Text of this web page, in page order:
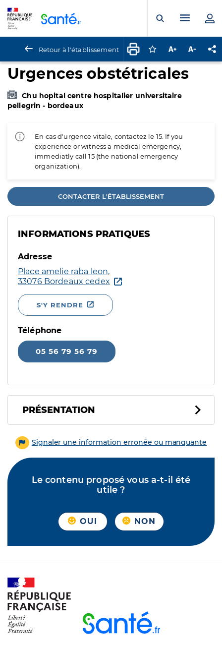
Ouvrir laMenu
Retour à l'établissement Connectez-vous
Augmenter la
Urgences obstétricales
Chu hopital centre hospitalier universitaire
pellegrin - bordeaux
En cas d'urgence vitale, contactez le 15. If you
experience or witness a medical emergency,
immediatly call 15 (the national emergency
organization).
CONTACTER L'ÉTABLISSEMENT
INFORMATIONS PRATIQUES
Adresse
Place amelie raba leon,
33076 Bordeaux cedex
S'Y RENDRE
Téléphone
05 56 79 56 79
PRÉSENTATION
Signaler une information erronée ou manquante
Le contenu proposé vous a-t-il été
utile ?
OUI NON